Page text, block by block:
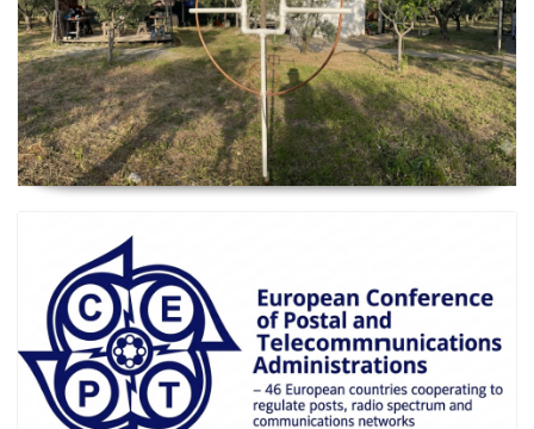
Manyetik Lup Anten (Magnetic Loop Antenna)